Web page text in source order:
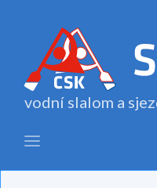
vodní slalom a